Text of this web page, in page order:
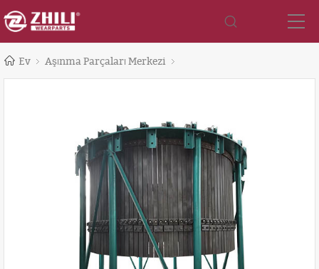
Ev Aşınma Parçaları Merkezi